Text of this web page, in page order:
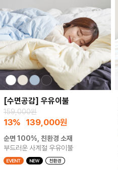
[수면공감] 우유이불
159,000원
13% 139,000원
순면 100%, 친환경 소재
부드러운 사계절 우유이불